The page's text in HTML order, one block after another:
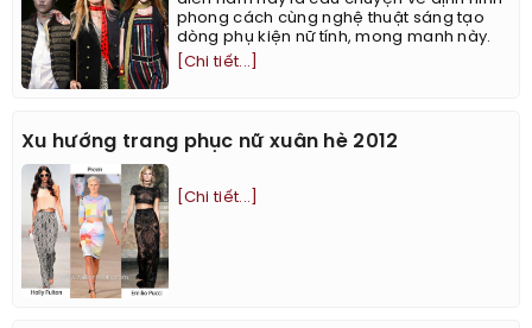
phong cách cùng nghệ thuật sáng tạo
dòng phụ kiện nữ tính, mong manh này.
[Chi tiết...]
Xu hướng trang phục nữ xuân hè 2012
[Chi tiết...]